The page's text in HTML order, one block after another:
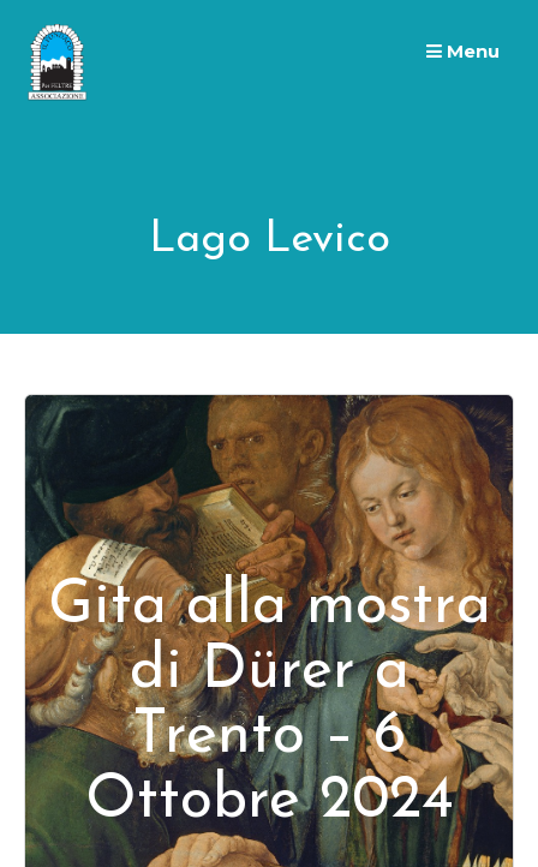
content
Menu
Lago Levico
Gita alla mostra
di Dürer a
Trento – 6
Ottobre 2024